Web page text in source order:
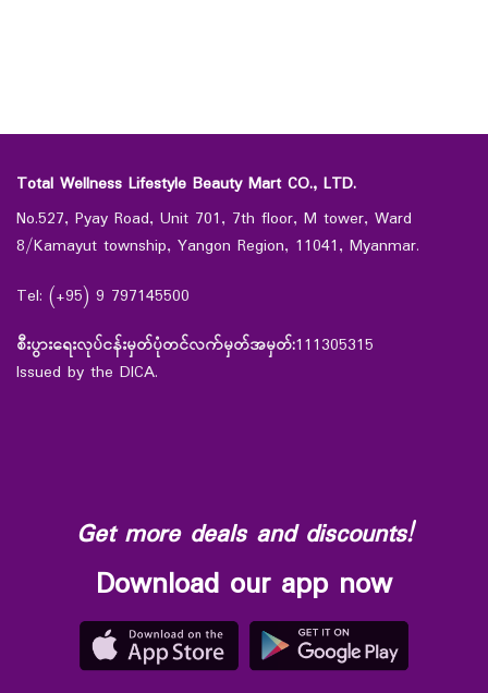
Total Wellness Lifestyle Beauty Mart CO., LTD.
No.527, Pyay Road, Unit 701, 7th floor, M tower, Ward
8/Kamayut township, Yangon Region, 11041, Myanmar.
Tel: (+95) 9 797145500
စီးပွားရေးလုပ်ငန်းမှတ်ပုံတင်လက်မှတ်အမှတ်:111305315
Issued by the DICA.
Get more deals and discounts!
Download our app now